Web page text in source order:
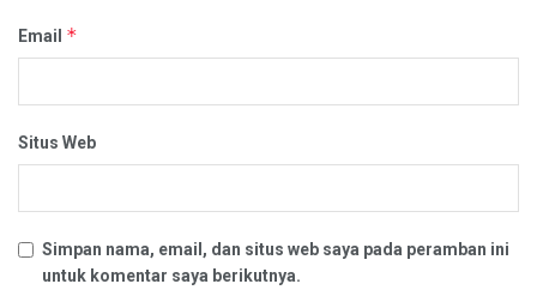
Email *
Situs Web
Simpan nama, email, dan situs web saya pada peramban ini
untuk komentar saya berikutnya.